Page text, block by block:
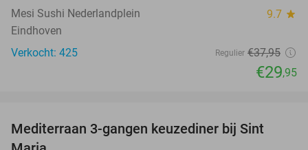
Mesi Sushi Nederlandplein 9.7 star
Eindhoven
Verkocht: 425
Regulier €37,95
€29,95
Mediterraan 3-gangen keuzediner bij Sint